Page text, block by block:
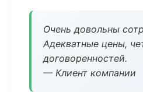
Очень довольны
Адекватные цены,
договоренностей.
— Клиент компании